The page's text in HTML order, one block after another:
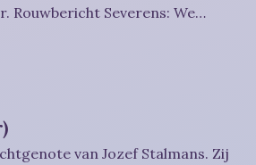
intieme plechtigheid,
van Jozef Stalmans. Zij